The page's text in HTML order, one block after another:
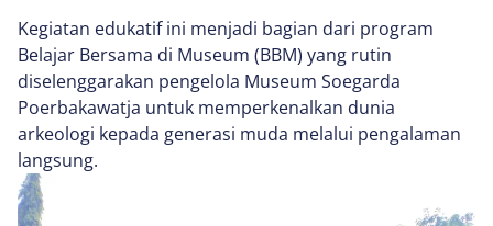
Kegiatan edukatif ini menjadi bagian dari program
Belajar Bersama di Museum (BBM) yang rutin
diselenggarakan pengelola Museum Soegarda
Poerbakawatja untuk memperkenalkan dunia
arkeologi kepada generasi muda melalui pengalaman
langsung.